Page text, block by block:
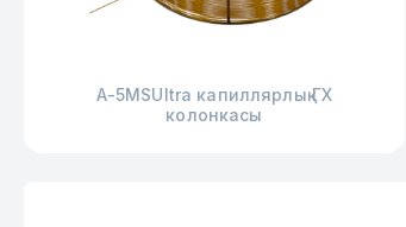
А-5MSUltra капиллярлық ГХ
колонкасы